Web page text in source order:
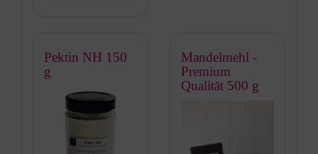
Pektin NH 150
g
Mandelmehl -
Premium
Qualität 500 g